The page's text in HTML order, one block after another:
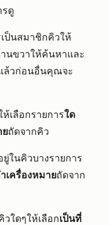
ดู
ป็นสมาชิกคิวให้
นขวาให้ค้นหาและ
ล้วก่อนอื่นคุณจะ
เลือกรายการใด
ยถัดจากคิว
ในคิวบางรายการ
เครื่องหมายถัดจาก
ใดๆให้เลือกเป็นที่